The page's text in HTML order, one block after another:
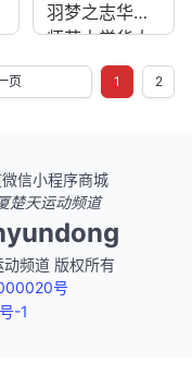
羽梦之志华中
师范大学华大
之悦...
页 1 2
信小程序商城
楚天运动频道
频道 版权所有
号
-1